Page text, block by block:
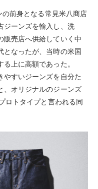
前身となる常見米八商店
ジーンズを輸入し、洗
販売店へ供給していく中
となったが、当時の米国
上に高額であった。
やすいジーンズを自分た
、オリジナルのジーンズ
ロトタイプと言われる同